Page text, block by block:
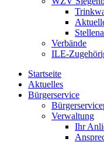
Verbände
ILE-
Startseite
Aktuelles
Bürgerservice
Verwaltung
Ihr